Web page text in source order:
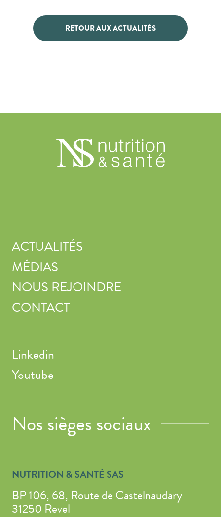
RETOUR AUX ACTUALITÉS
ACTUALITÉS
MÉDIAS
NOUS REJOINDRE
CONTACT
Linkedin
Youtube
Nos sièges sociaux
NUTRITION & SANTÉ SAS
BP 106, 68, Route de Castelnaudary
31250 Revel